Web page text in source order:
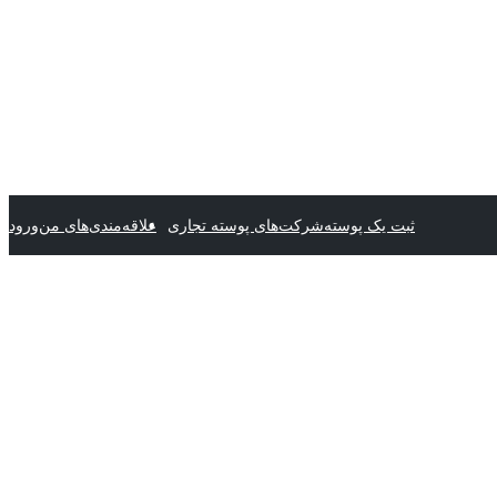
ثبت یک پوستهشرکت‌های پوسته تجاری علاقه‌مندی‌های منورود